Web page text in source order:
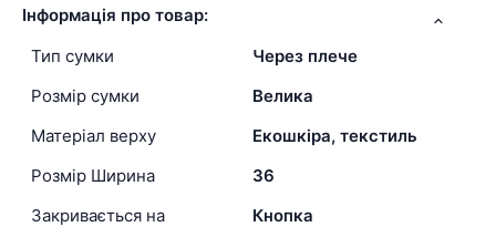
Інформація про товар:
Тип сумки
Через плече
Розмір сумки
Велика
Матеріал верху
Екошкіра, текстиль
Розмір Ширина
36
Закривається на
Кнопка